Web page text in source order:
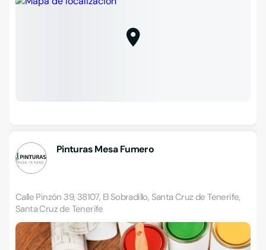
Pinturas Mesa Fumero
Calle Pinzón 39, 38107, El Sobradillo, Santa Cruz de Tenerife,
Santa Cruz de Tenerife